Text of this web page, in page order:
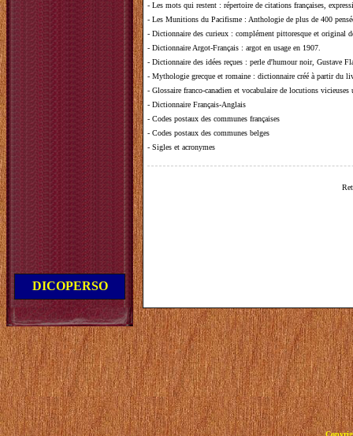
DICOPERSO
- Les mots qui restent : répertoire de citations françaises,
- Les Munitions du Pacifisme : Anthologie de plus de 400
- Dictionnaire des curieux : complément pittoresque et original
- Dictionnaire Argot-Français : argot en usage en 1907.
- Dictionnaire des idées reçues : perle d'humour noir, Gustave
- Mythologie grecque et romaine : dictionnaire créé à partir du
- Glossaire franco-canadien et vocabulaire de locutions vicieuses
- Dictionnaire Français-Anglais
- Codes postaux des communes françaises
- Codes postaux des communes belges
- Sigles et acronymes